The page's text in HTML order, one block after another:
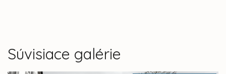
Súvisiace galérie